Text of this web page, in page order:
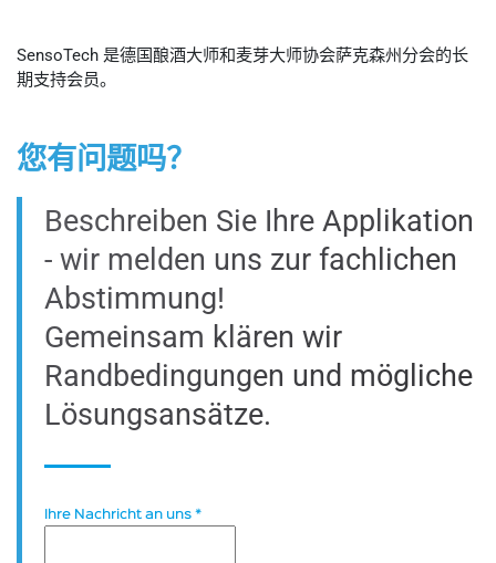
SensoTech 是德国酿酒大师和麦芽大师协会萨克森州分会的长
期支持会员。
您有问题吗？
Beschreiben Sie Ihre Applikation
- wir melden uns zur fachlichen
Abstimmung!
Gemeinsam klären wir
Randbedingungen und mögliche
Lösungsansätze.
Ihre Nachricht an uns *